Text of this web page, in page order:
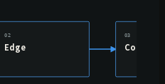
02
Edge
03
Connect